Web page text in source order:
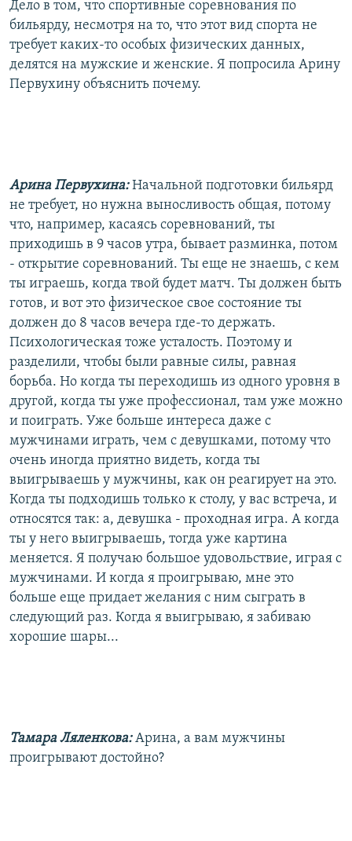
Дело в том, что спортивные соревнования по
бильярду, несмотря на то, что этот вид спорта не
требует каких-то особых физических данных,
делятся на мужские и женские. Я попросила Арину
Первухину объяснить почему.
Арина Первухина:Начальной подготовки бильярд
не требует, но нужна выносливость общая, потому
что, например, касаясь соревнований, ты
приходишь в 9 часов утра, бывает разминка, потом
- открытие соревнований. Ты еще не знаешь, с кем
ты играешь, когда твой будет матч. Ты должен быть
готов, и вот это физическое свое состояние ты
должен до 8 часов вечера где-то держать.
Психологическая тоже усталость. Поэтому и
разделили, чтобы были равные силы, равная
борьба. Но когда ты переходишь из одного уровня в
другой, когда ты уже профессионал, там уже можно
и поиграть. Уже больше интереса даже с
мужчинами играть, чем с девушками, потому что
очень иногда приятно видеть, когда ты
выигрываешь у мужчины, как он реагирует на это.
Когда ты подходишь только к столу, у вас встреча, и
относятся так: а, девушка - проходная игра. А когда
ты у него выигрываешь, тогда уже картина
меняется. Я получаю большое удовольствие, играя с
мужчинами. И когда я проигрываю, мне это
больше еще придает желания с ним сыграть в
следующий раз. Когда я выигрываю, я забиваю
хорошие шары...
Тамара Ляленкова:Арина, а вам мужчины
проигрывают достойно?